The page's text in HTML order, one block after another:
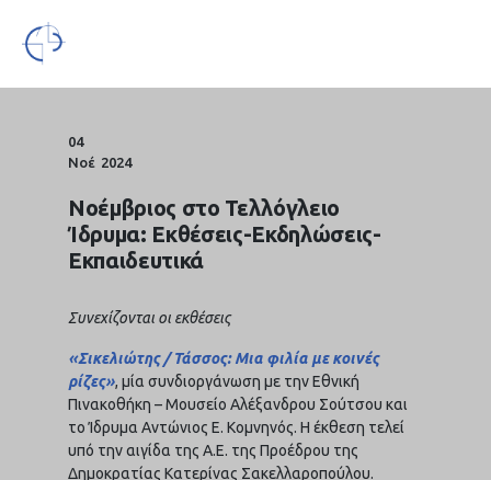
04
Νοέ 2024
Νοέμβριος στο Τελλόγλειο
Ίδρυμα: Εκθέσεις-Εκδηλώσεις-
Εκπαιδευτικά
Συνεχίζονται οι εκθέσεις
«Σικελιώτης / Τάσσος: Μια φιλία με κοινές
ρίζες», μία συνδιοργάνωση με την Εθνική
Πινακοθήκη – Μουσείο Αλέξανδρου Σούτσου και
το Ίδρυμα Αντώνιος Ε. Κομνηνός. Η έκθεση τελεί
υπό την αιγίδα της Α.Ε. της Προέδρου της
Δημοκρατίας Κατερίνας Σακελλαροπούλου.